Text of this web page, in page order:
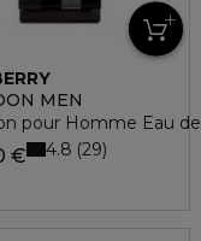
MEN
pour Homme Eau
€ 4.8 29